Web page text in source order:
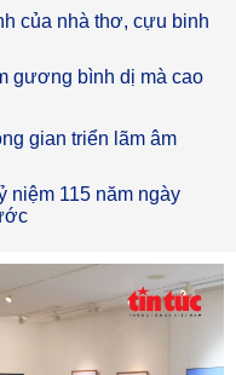
của nhà thơ, cựu binh
gương bình dị mà cao
gian triển lãm âm
niệm 115 năm ngày